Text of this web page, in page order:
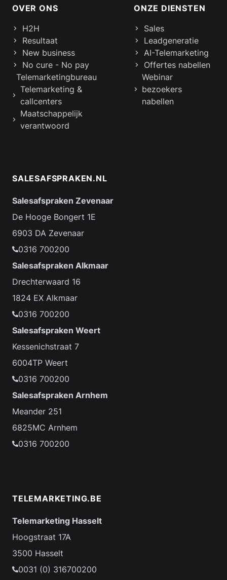
Footer links en informatie
OVER ONS
H2H
Resultaat
New business
No cure - No pay
Telemarketingbureau
Telemarketing &
callcenters
Maatschappelijk
verantwoord
ONZE DIENSTEN
Sales
Leadgeneratie
AI-Telemarketing
Offertes nabellen
Webinar
bezoekers
nabellen
SALESAFSPRAKEN.NL
Salesafspraken Zevenaar
De Hooge Bongert 1E
6903 DA Zevenaar
0316 700200
Salesafspraken Alkmaar
Drechterwaard 16
1824 EX Alkmaar
0316 700200
Salesafspraken Weert
Kessenichstraat 7
6004TP Weert
0316 700200
Salesafspraken Arnhem
Meander 251
6825MC Arnhem
0316 700200
TELEMARKETING.BE
Telemarketing Hasselt
Hoogstraat 17A
3500 Hasselt
0031 (0) 316700200